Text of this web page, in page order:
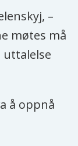
–
møtes må
uttalelse
å oppnå